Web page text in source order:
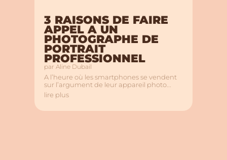
3 RAISONS DE FAIRE
APPEL A UN
PHOTOGRAPHE DE
PORTRAIT
PROFESSIONNEL
parAline Dubail
A l’heure où les smartphones se vendent
sur l’argument de leur appareil photo...
lire plus